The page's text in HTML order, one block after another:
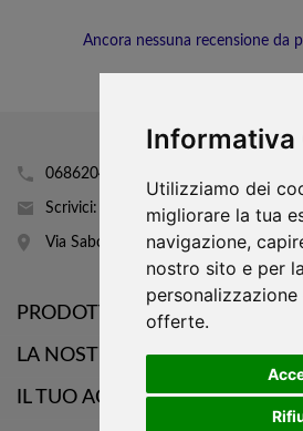
Informativa
Utilizziamo dei
migliorare la tua
navigazione,
nostro sito e per la
offerte.
Ancora nessuna recensione da
0686204160
Scrivici: info@mobhi.it
Via Sabotino 43
PRODOTTI
LA NOSTRA AZIENDA
IL TUO ACCOUNT